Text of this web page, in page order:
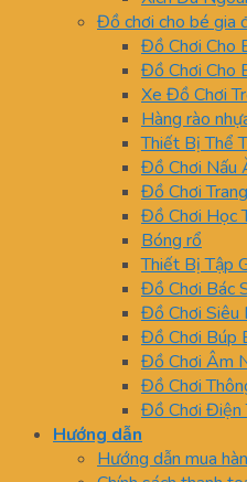
Đồ chơi cho bé gia
Đồ Chơi Cho
Đồ Chơi Cho
Xe Đồ Chơi
Hàng rào
Thiết Bị Thể
Đồ Chơi Nấu
Đồ Chơi
Đồ Chơi Học
Bóng rổ
Thiết Bị Tập
Đồ Chơi Bác
Đồ Chơi Siêu
Đồ Chơi Búp
Đồ Chơi Âm
Đồ Chơi
Đồ Chơi Điện
Hướng dẫn
Hướng dẫn mua